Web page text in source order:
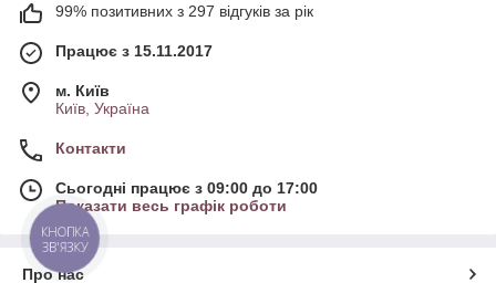
99% позитивних з 297 відгуків за рік
Працює з 15.11.2017
м. Київ
Київ, Україна
Контакти
Сьогодні працює з 09:00 до 17:00
Показати весь графік роботи
Про нас
КНОПКА
ЗВ'ЯЗКУ